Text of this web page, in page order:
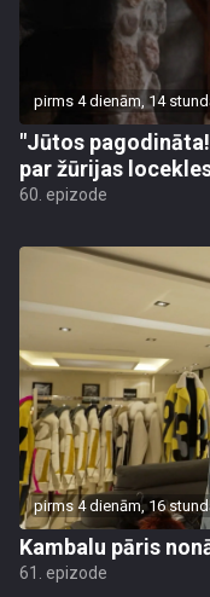
pirms 4 dienām, 14
"Jūtos
par žūrijas
60. epizode
pirms 4 dienām, 16
Kambalu pāris
61. epizode